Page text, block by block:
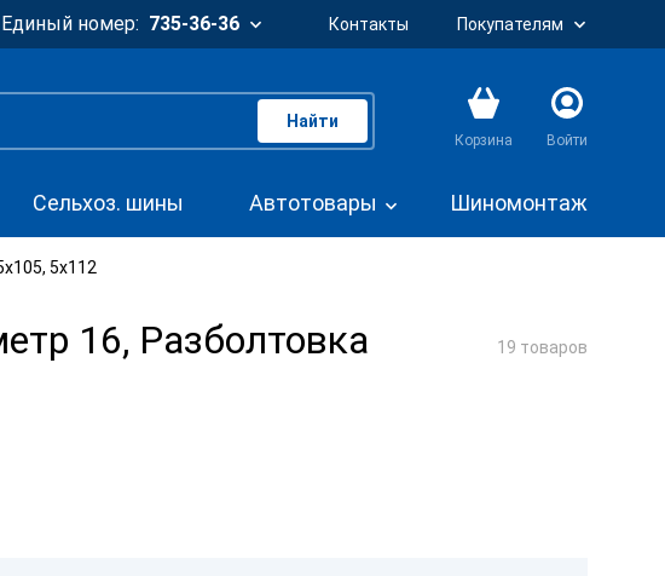
Единый номер: 735-36-36 Контакты Покупателям
Найти
Корзина Войти
Сельхоз. шины Автотовары Шиномонтаж
5x112
16, Разболтовка
19 товаров